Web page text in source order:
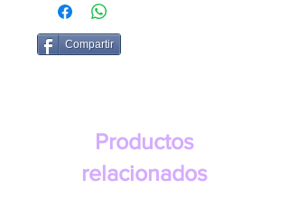
Compartir
Productos
relacionados